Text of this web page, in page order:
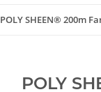
POLY SHEEN® 200m
POLY